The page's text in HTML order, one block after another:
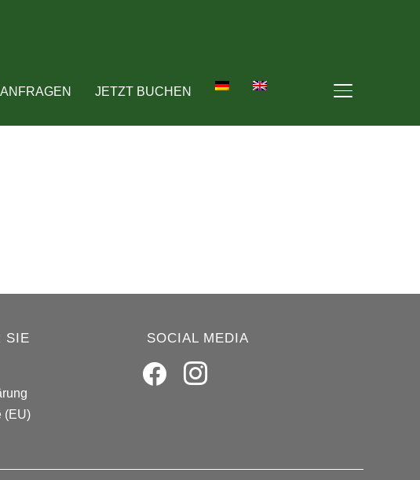
ANFRAGEN JETZT BUCHEN
SIE
(EU)
SOCIAL MEDIA
facebookinstagram